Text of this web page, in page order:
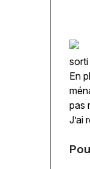
sorti
En
pas
J’ai